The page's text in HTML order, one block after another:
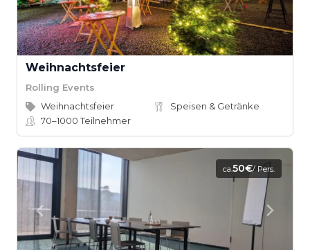
Weihnachtsfeier
Rolling Events
Weihnachtsfeier
Speisen & Getränke
70–1000Teilnehmer
ca.50€/ Pers.